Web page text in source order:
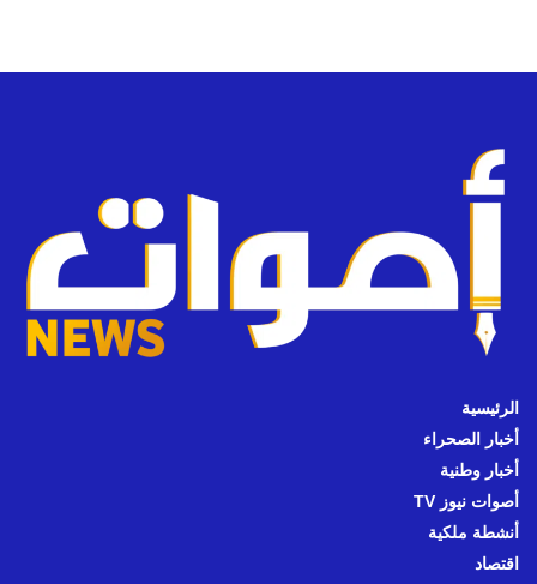
الرئيسية
أخبار الصحراء
أخبار وطنية
أصوات نيوز TV
أنشطة ملكية
اقتصاد